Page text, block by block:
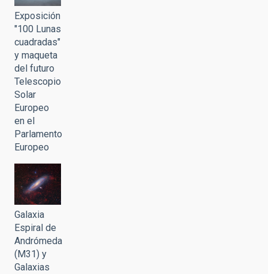
Exposición
"100 Lunas
cuadradas"
y maqueta
del futuro
Telescopio
Solar
Europeo
en el
Parlamento
Europeo
Galaxia
Espiral de
Andrómeda
(M31) y
Galaxias